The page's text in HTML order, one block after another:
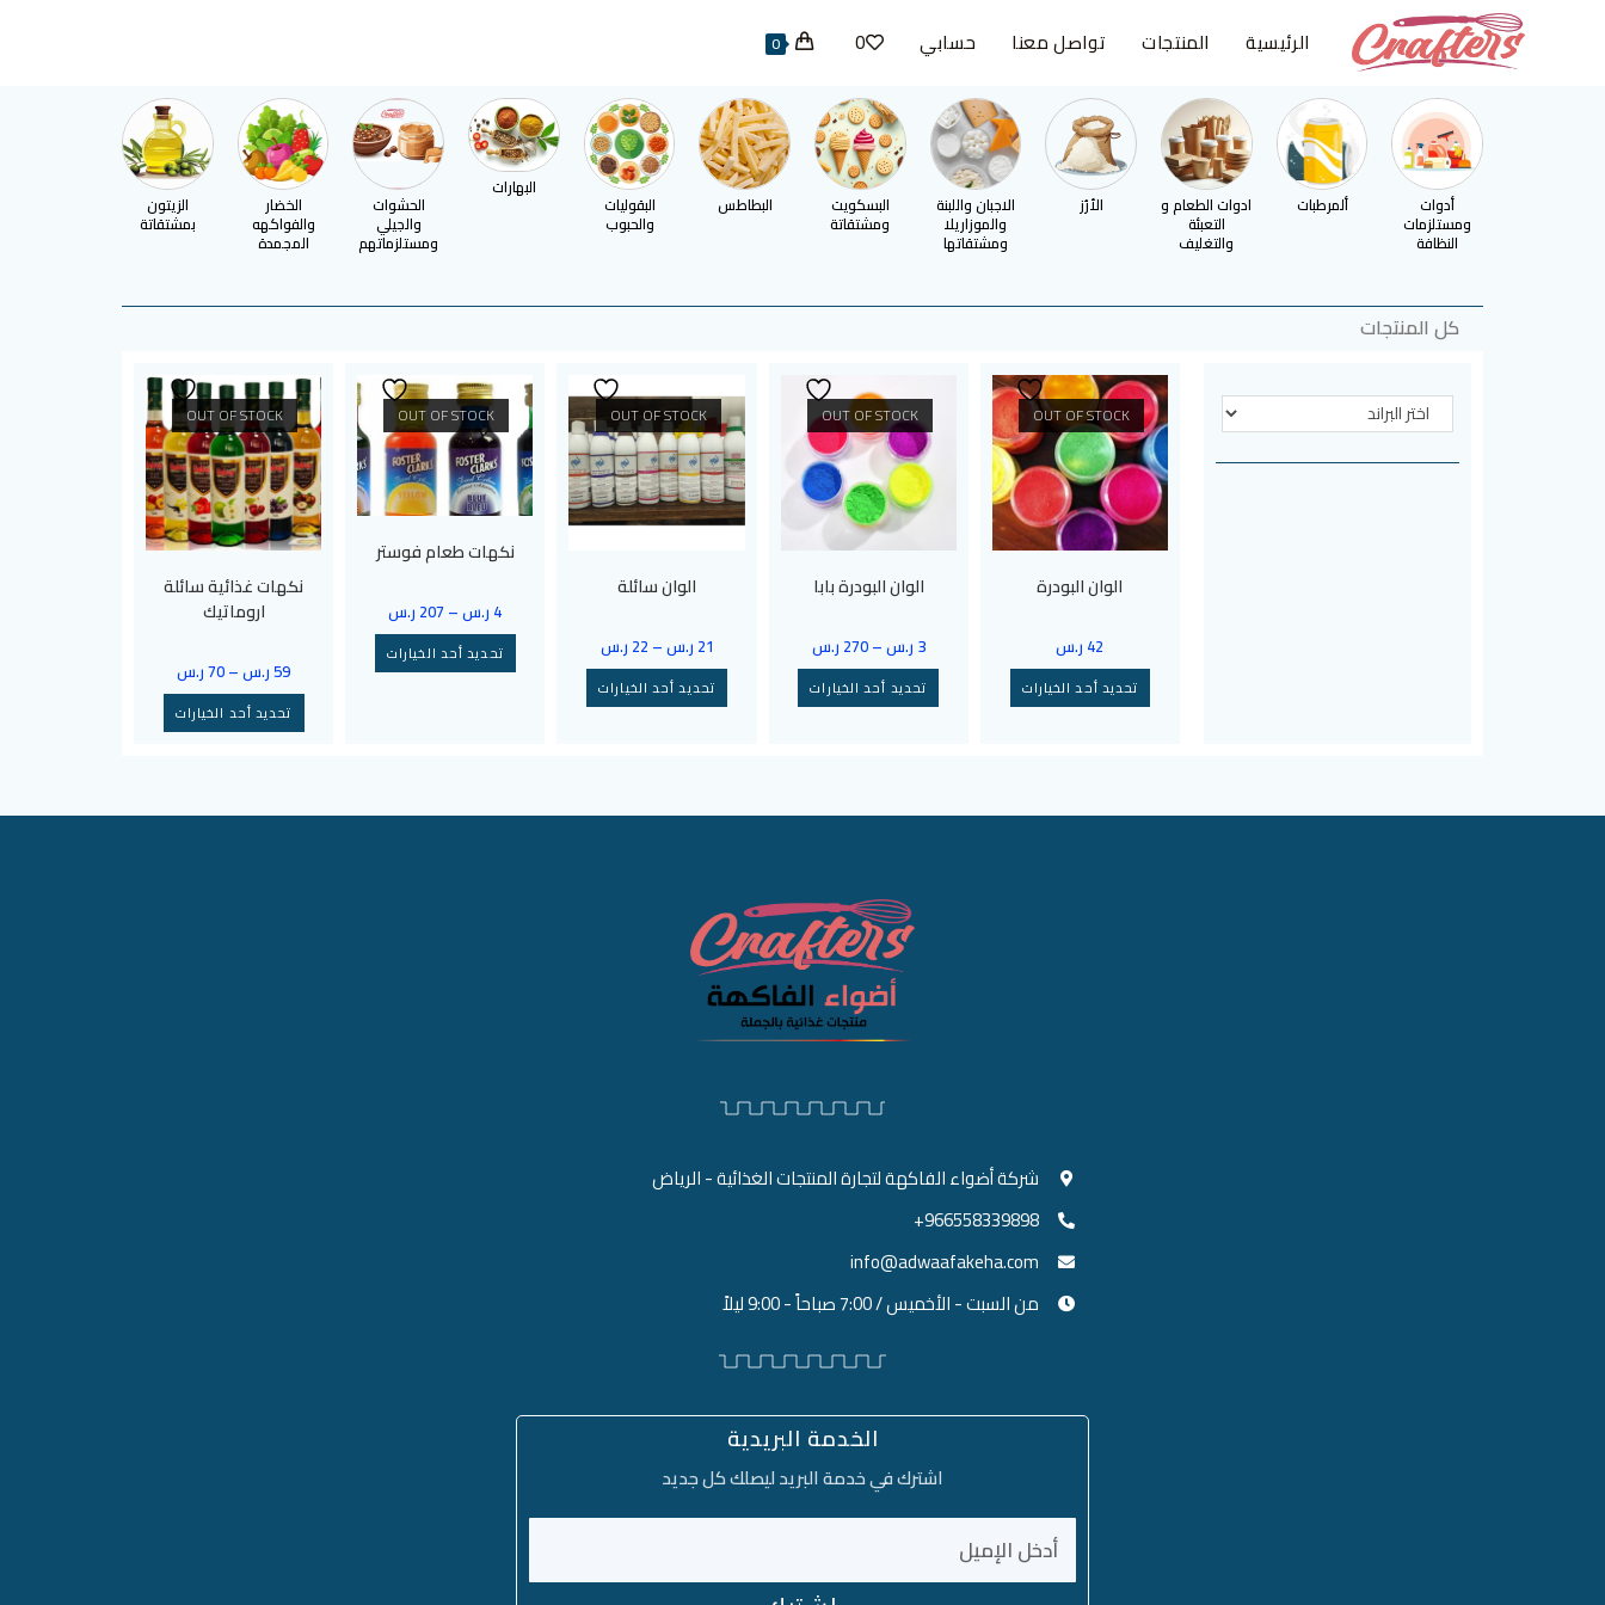
الرئيسية المنتجات تواصل معنا حسابي 0
0
أدوات
ومستلزمات
النظافة
ألمرطبات ادوات الطعام و
التعبئة
والتغليف
الأرُز الاجبان واللبنة
والموزاريلا
ومشتقاتها
البسكويت
ومشتقاتة
البطاطس البقوليات
والحبوب
البهارات
الحشوات
والجيلي
ومستلزماتهم
الخضار
والفواكهه
المجمدة
الزيتون
بمشتقاتة
كل المنتجات
OUT OF STOCK
الوان البودرة
42 ر.س
تحديد أحد الخيارات
OUT OF STOCK
الوان البودرة بابا
3 ر.س–
270 ر.س
تحديد أحد الخيارات
OUT OF STOCK
الوان سائلة
21 ر.س–
22 ر.س
تحديد أحد الخيارات
OUT OF STOCK
نكهات طعام فوستر
4 ر.س–
207 ر.س
تحديد أحد الخيارات
OUT OF STOCK
نكهات غذائية سائلة
اروماتيك
59ر.س–
70ر.س
تحديد أحد الخيارات
شركة أضواء الفاكهة لتجارة المنتجات الغذائية - الرياض
966558339898+
info@adwaafakeha.com
من السبت - الأخميس / 7:00 صباحاً - 9:00 ليلاً
الخدمة البريدية
اشترك في خدمة البريد ليصلك كل جديد